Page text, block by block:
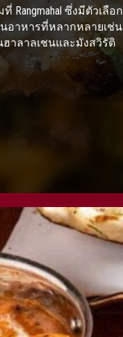
ซึ่งมีตัวเลือก
อาหารที่หลากหลายเช่น
าลาลเชนและมังสวิรัติ